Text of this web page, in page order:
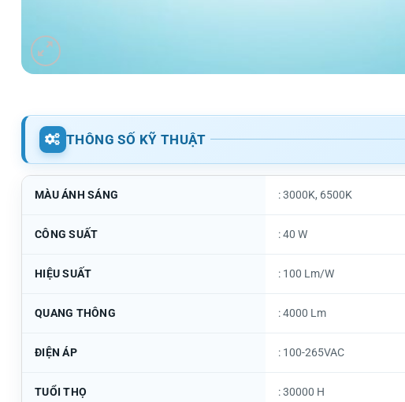
THÔNG SỐ KỸ THUẬT
MÀU ÁNH SÁNG : 3000K, 6500K
CÔNG SUẤT : 40 W
HIỆU SUẤT : 100 Lm/W
QUANG THÔNG : 4000 Lm
ĐIỆN ÁP : 100-265VAC
TUỔI THỌ : 30000 H